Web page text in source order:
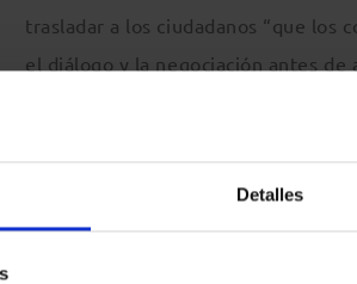
Detalles
trasladar a los ciudadanos “que los
el diálogo y la negociación antes de
como la
competencia
, en una mesa
de Comercio de España y
del Gabinete Técnico del Tribunal